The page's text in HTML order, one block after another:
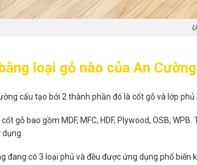
loại gỗ nào của An
cấu tạo bởi 2 thành phần đó là cốt gỗ và lớp phủ
gỗ bao gồm MDF, MFC, HDF, Plywood, OSB,
đang có 3 loại phủ và đều được ứng dụng phổ biến